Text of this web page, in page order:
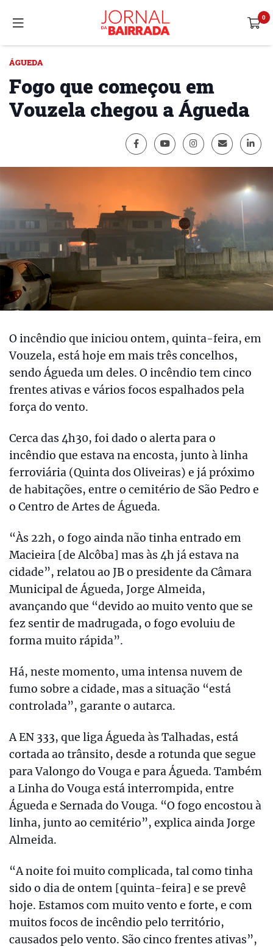
ÁGUEDA
Fogo que começou em
Vouzela chegou a Águeda
O incêndio que iniciou ontem, quinta-feira, em
Vouzela, está hoje em mais três concelhos,
sendo Águeda um deles. O incêndio tem cinco
frentes ativas e vários focos espalhados pela
força do vento.
Cerca das 4h30, foi dado o alerta para o
incêndio que estava na encosta, junto à linha
ferroviária (Quinta dos Oliveiras) e já próximo
de habitações, entre o cemitério de São Pedro e
o Centro de Artes de Águeda.
“Às 22h, o fogo ainda não tinha entrado em
Macieira [de Alcôba] mas às 4h já estava na
cidade”, relatou ao JB o presidente da Câmara
Municipal de Águeda, Jorge Almeida,
avançando que “devido ao muito vento que se
fez sentir de madrugada, o fogo evoluiu de
forma muito rápida”.
Há, neste momento, uma intensa nuvem de
fumo sobre a cidade, mas a situação “está
controlada”, garante o autarca.
A EN 333, que liga Águeda às Talhadas, está
cortada ao trânsito, desde a rotunda que segue
para Valongo do Vouga e para Águeda. Também
a Linha do Vouga está interrompida, entre
Águeda e Sernada do Vouga. “O fogo encostou à
linha, junto ao cemitério”, explica ainda Jorge
Almeida.
“A noite foi muito complicada, tal como tinha
sido o dia de ontem [quinta-feira] e se prevê
hoje. Estamos com muito vento e forte, e com
muitos focos de incêndio pelo território,
causados pelo vento. São cinco frentes ativas”,